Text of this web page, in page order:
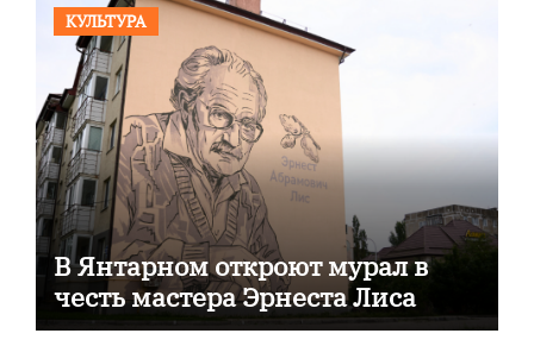
КУЛЬТУРА
В Янтарном откроют мурал в
честь мастера Эрнеста Лиса